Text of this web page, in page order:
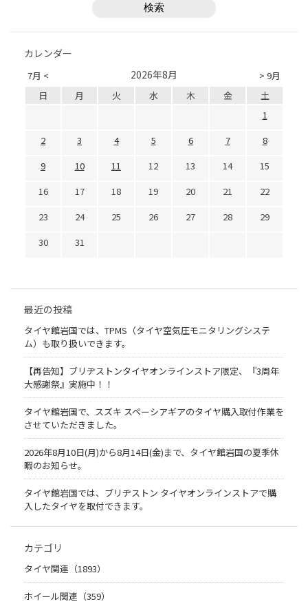
カレンダー
7月 < > 9月
2026年8月
日 月 火 水 木 金
土
1
2
3 4 5 6 7
8
9
10 11 12 13 14
15
16
17 18 19 20 21
22
23
24 25 26 27 28
29
30
31
最近の投稿
タイヤ館岩国では、TPMS（タイヤ空気圧モニタリングシステ
ム）も取り扱いできます。
【再告知】ブリヂストンタイヤオンラインストア限定、『3周年
大感謝祭』実施中！！
タイヤ館岩国で、スズキ スペーシアギアのタイヤ購入取付作業を
させていただきました。
2026年8月10日(月)から8月14日(金)まで、タイヤ館岩国の夏季休
暇のお知らせ。
タイヤ館岩国では、ブリヂストン タイヤオンラインストアで購
入したタイヤを取付できます。
カテゴリ
タイヤ関連（1893）
ホイール関連（359）